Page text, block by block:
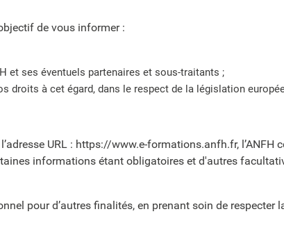
de vous informer :
et ses éventuels partenaires et sous-traitants ;
à cet égard, dans le respect de la législation
URL : https://www.e-formations.anfh.fr, l’ANFH
informations étant obligatoires et d'autres
pour d’autres finalités, en prenant soin de